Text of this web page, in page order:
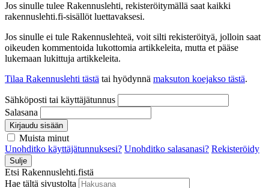
Jos sinulle tulee Rakennuslehti, rekisteröitymällä saat kaikki
rakennuslehti.fi-sisällöt luettavaksesi.
Jos sinulle ei tule Rakennuslehteä, voit silti rekisteröityä, jolloin saat
oikeuden kommentoida lukottomia artikkeleita, mutta et pääse
lukemaan lukittuja artikkeleita.
Tilaa Rakennuslehti tästä tai hyödynnä maksuton koejakso tästä.
Sähköposti tai käyttäjätunnus
Salasana
Kirjaudu sisään
Muista minut
Unohditko käyttäjätunnuksesi? Unohditko salasanasi? Rekisteröidy
Sulje
Etsi Rakennuslehti.fistä
Hae tältä sivustolta